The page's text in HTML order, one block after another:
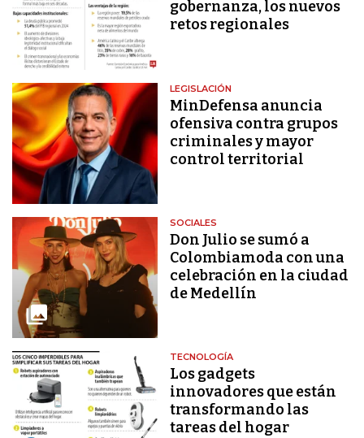
gobernanza, los nuevos
retos regionales
LEGISLACIÓN
MinDefensa anuncia
ofensiva contra grupos
criminales y mayor
control territorial
SOCIALES
Don Julio se sumó a
Colombiamoda con una
celebración en la ciudad
de Medellín
TECNOLOGÍA
Los gadgets
innovadores que están
transformando las
tareas del hogar